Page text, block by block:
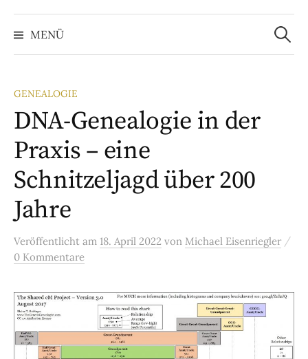
MENÜ
Suchen
nach:
GENEALOGIE
DNA-Genealogie in der
Praxis – eine
Schnitzeljagd über 200
Jahre
Veröffentlicht am 18. April 2022 von Michael Eisenriegler /
0 Kommentare